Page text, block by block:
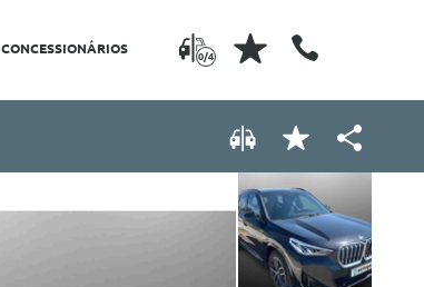
0/4
CONCESSIONÁRIOS